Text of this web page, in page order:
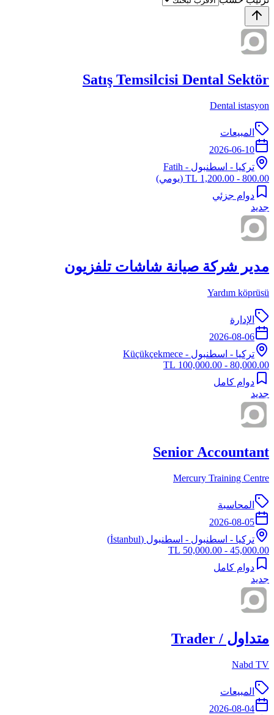
Satış Temsilcisi Dental Sektör
Dental istasyon
المبيعات
2026-06-10
تركيا - اسطنبول - Fatih
800.00 - 1,200.00 TL
(يومي)
دوام جزئي
جديد
مدير شركة صيانة شاشات تلفزيون
Yardım köprüsü
الإدارة
2026-08-06
تركيا - اسطنبول - Küçükçekmece
80,000.00 - 100,000.00 TL
دوام كامل
جديد
Senior Accountant
Mercury Training Centre
المحاسبة
2026-08-05
تركيا - اسطنبول - اسطنبول (İstanbul)
45,000.00 - 50,000.00 TL
دوام كامل
جديد
متداول / Trader
Nabd TV
المبيعات
2026-08-04